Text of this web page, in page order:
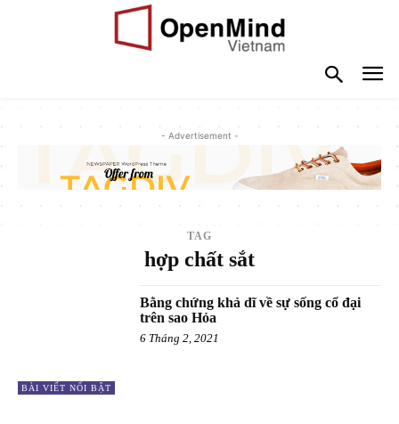
- Advertisement -
TAG
hợp chất sắt
BÀI VIẾT NỔI BẬT
Bằng chứng khả dĩ về sự sống cổ đại
trên sao Hỏa
6 Tháng 2, 2021